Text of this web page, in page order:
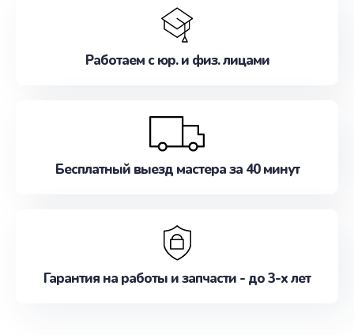
Работаем с юр. и физ. лицами
Бесплатный выезд мастера за 40 минут
Гарантия на работы и запчасти - до 3-х лет